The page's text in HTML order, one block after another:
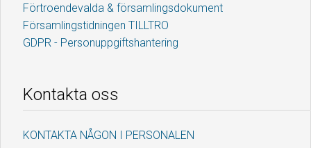
Förtroendevalda & församlingsdokument
Församlingstidningen TILLTRO
GDPR - Personuppgiftshantering
Kontakta oss
KONTAKTA NÅGON I PERSONALEN